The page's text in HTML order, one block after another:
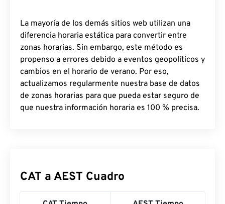
La mayoría de los demás sitios web utilizan una
diferencia horaria estática para convertir entre
zonas horarias. Sin embargo, este método es
propenso a errores debido a eventos geopolíticos y
cambios en el horario de verano. Por eso,
actualizamos regularmente nuestra base de datos
de zonas horarias para que pueda estar seguro de
que nuestra información horaria es 100 % precisa.
CAT a AEST Cuadro